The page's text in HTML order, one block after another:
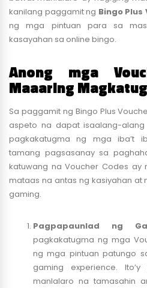
kanilang paggamit ng Bingo Plus
ng mga pintuan para sa
kasayahan sa online bingo.
Anong mga
Maaaring
Sa paggamit ng Bingo Plus
aspeto na dapat isaalang-
pagkakatugma ng mga iba’t
tamang pagsasanay sa
katuwang na Voucher Codes
mataas na antas ng kasiyahan
gaming.
Pagpapaunlad ng
pagkakatugma ng mga
ng mga pintuan patungo
gaming experience.
manlalaro na tamasahin